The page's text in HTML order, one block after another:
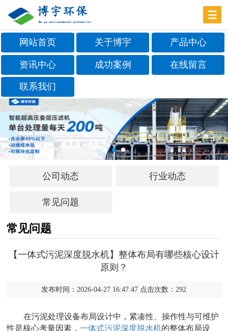
网站首页 关于博宇 产品中心
资讯中心 成功案例 在线留言
联系我们
公司动态 行业动态
常见问题
常见问题
【一体式污泥深度脱水机】整体布局有哪些核心设计
原则？
发布时间：2026-04-27 16:47:47 点击次数：292
在污泥处理设备布局设计中，紧凑性、操作性与可维护
性是核心考量因素，一体式污泥深度脱水机的整体布局设